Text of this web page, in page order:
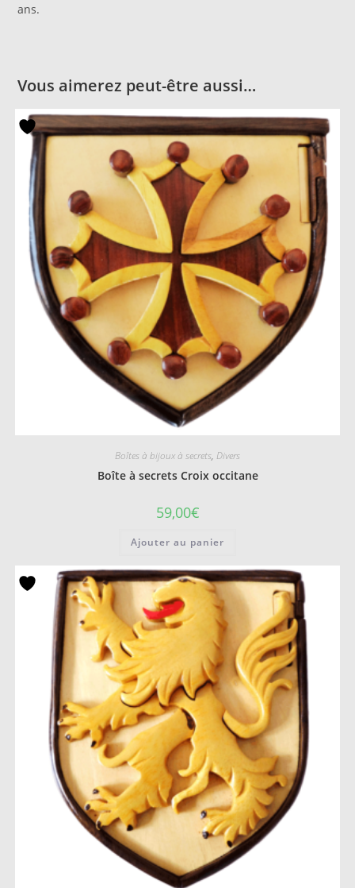
ans.
Vous aimerez peut-être aussi…
Boîtes à bijoux à secrets, Divers
Boîte à secrets Croix occitane
59,00€
Ajouter au panier